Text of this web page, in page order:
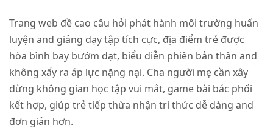
Trang web đề cao câu hỏi phát hành môi trường huấn
luyện and giảng dạy tập tích cực, địa điểm trẻ được
hòa bình bay bướm dạt, biểu diễn phiên bản thân and
không xẩy ra áp lực nặng nại. Cha người mẹ cần xây
dừng không gian học tập vui mắt, game bài bác phối
kết hợp, giúp trẻ tiếp thừa nhận tri thức dễ dàng and
đơn giản hơn.